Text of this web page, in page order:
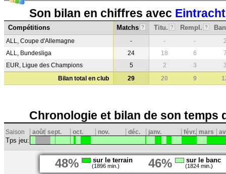
Son bilan en chiffres avec
Compétitions Matchs ? Titu. ? Rempl. ?
ALL, Coupe d'Allemagne - - -
ALL, Bundesliga
24 18 6
EUR, Ligue des Champions
5 2 3
Bilan total en club
29 20 9
Chronologie et bilan de son temps
Saison août sept. oct. nov. déc. janv. févr. mars
Tps jeu:
48% sur le terrain
(1896 min.) 46% sur le banc
(1824 min.)